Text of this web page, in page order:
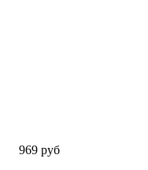
969 руб